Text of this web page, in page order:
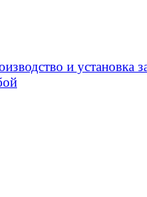
и установка